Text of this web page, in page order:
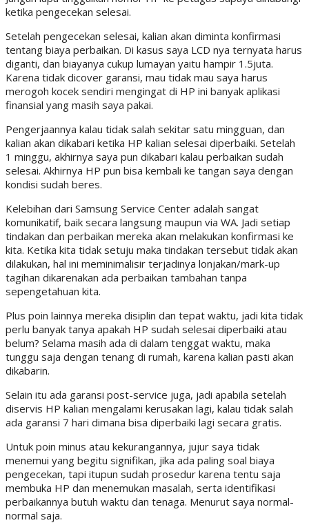
ketika pengecekan selesai.
Setelah pengecekan selesai, kalian akan diminta konfirmasi
tentang biaya perbaikan. Di kasus saya LCD nya ternyata harus
diganti, dan biayanya cukup lumayan yaitu hampir 1.5juta.
Karena tidak dicover garansi, mau tidak mau saya harus
merogoh kocek sendiri mengingat di HP ini banyak aplikasi
finansial yang masih saya pakai.
Pengerjaannya kalau tidak salah sekitar satu mingguan, dan
kalian akan dikabari ketika HP kalian selesai diperbaiki. Setelah
1 minggu, akhirnya saya pun dikabari kalau perbaikan sudah
selesai. Akhirnya HP pun bisa kembali ke tangan saya dengan
kondisi sudah beres.
Kelebihan dari Samsung Service Center adalah sangat
komunikatif, baik secara langsung maupun via WA. Jadi setiap
tindakan dan perbaikan mereka akan melakukan konfirmasi ke
kita. Ketika kita tidak setuju maka tindakan tersebut tidak akan
dilakukan, hal ini meminimalisir terjadinya lonjakan/mark-up
tagihan dikarenakan ada perbaikan tambahan tanpa
sepengetahuan kita.
Plus poin lainnya mereka disiplin dan tepat waktu, jadi kita tidak
perlu banyak tanya apakah HP sudah selesai diperbaiki atau
belum? Selama masih ada di dalam tenggat waktu, maka
tunggu saja dengan tenang di rumah, karena kalian pasti akan
dikabarin.
Selain itu ada garansi post-service juga, jadi apabila setelah
diservis HP kalian mengalami kerusakan lagi, kalau tidak salah
ada garansi 7 hari dimana bisa diperbaiki lagi secara gratis.
Untuk poin minus atau kekurangannya, jujur saya tidak
menemui yang begitu signifikan, jika ada paling soal biaya
pengecekan, tapi itupun sudah prosedur karena tentu saja
membuka HP dan menemukan masalah, serta identifikasi
perbaikannya butuh waktu dan tenaga. Menurut saya normal-
normal saja.